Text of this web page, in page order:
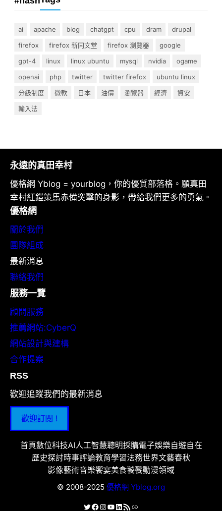
ai apache blog chatgpt cpu dram
drupal
firefox
firefox 新同文堂 firefox 瀏覽器
google
gpt-4
linux linux ubuntu mysql nvidia
ogame
openai
php twitter twitter firefox
ubuntu linux
分級制度
微軟 日本 油價 瀏覽器 經濟
資安
輸入法
永遠的真田幸村
優格網 Yblog = yourblog，你的優質部落格。願真田
幸村紅鎧策馬赤備突擊的身影，帶給我們更多的勇氣。
優格網
關於我們
團隊組成
最新消息
聯絡我們
服務一覽
顧問服務
推薦網站:CyberQ
網站設計與建構
合作提案
RSS
歡迎追蹤我們的最新消息
歡迎訂閱 !
首頁數位科技AI人工智慧聰明採購電子娛樂自遊自在
歷史探討時事評論教育學習法務世界文藝春秋
影像藝術音樂饗宴美食饕餮動漫領域
© 2008-2025 優格網 Yblog.org
X Facebook
Instagram
YouTube
LinkedIn
RSS 資訊提供連結